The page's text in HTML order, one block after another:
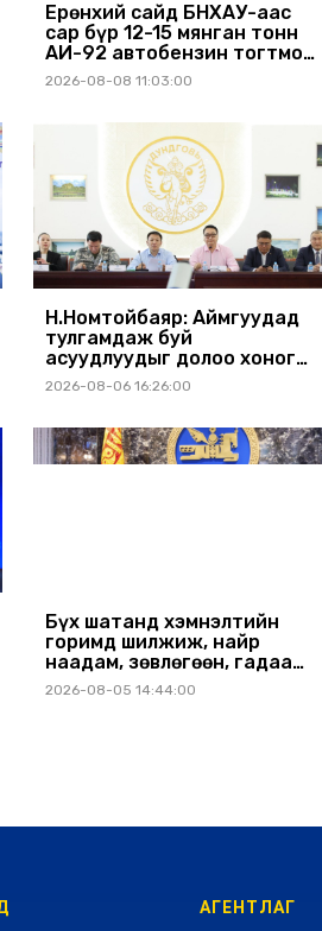
Ерөнхий сайд БНХАУ-аас
сар бүр 12-15 мянган тонн
АИ-92 автобензин тогтмол
нийлүүлэх хүсэлт тавилаа
2026-08-08 11:03:00
Н.Номтойбаяр: Аймгуудад
тулгамдаж буй
асуудлуудыг долоо хоног
бүр Засгийн газрын
хуралдаанд танилцуулж,
2026-08-06 16:26:00
Бүх шатанд хэмнэлтийн
горимд шилжиж, найр
наадам, зөвлөгөөн, гадаад
томилолтыг хориглолоо
2026-08-05 14:44:00
АГЕНТЛАГ